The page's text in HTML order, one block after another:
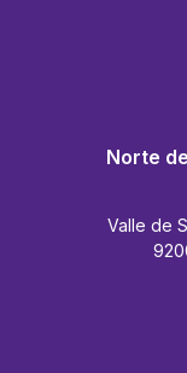
Norte
Valle de